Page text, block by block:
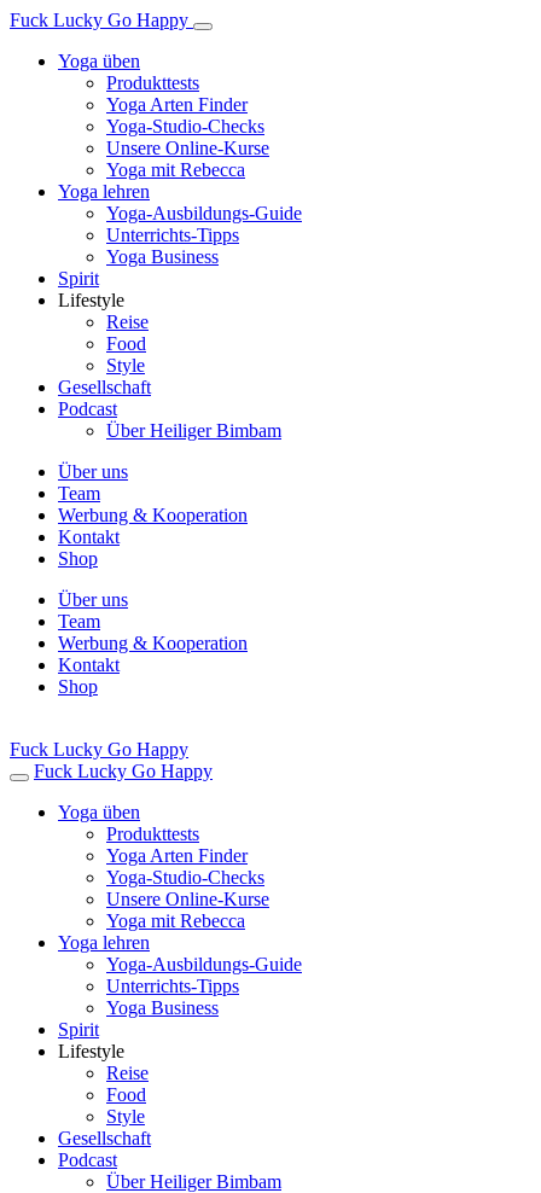
Fuck Lucky Go Happy
Yoga üben
Produkttests
Yoga Arten Finder
Yoga-Studio-Checks
Unsere Online-Kurse
Yoga mit Rebecca
Yoga lehren
Yoga-Ausbildungs-Guide
Unterrichts-Tipps
Yoga Business
Spirit
Lifestyle
Reise
Food
Style
Gesellschaft
Podcast
Über Heiliger Bimbam
Über uns
Team
Werbung & Kooperation
Kontakt
Shop
Über uns
Team
Werbung & Kooperation
Kontakt
Shop
Fuck Lucky Go Happy
Fuck Lucky Go Happy
Yoga üben
Produkttests
Yoga Arten Finder
Yoga-Studio-Checks
Unsere Online-Kurse
Yoga mit Rebecca
Yoga lehren
Yoga-Ausbildungs-Guide
Unterrichts-Tipps
Yoga Business
Spirit
Lifestyle
Reise
Food
Style
Gesellschaft
Podcast
Über Heiliger Bimbam